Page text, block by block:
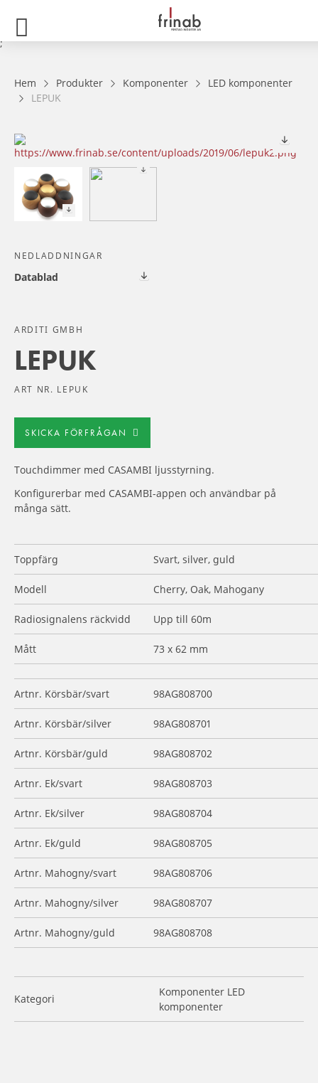
;
Hem Produkter Komponenter
LED komponenter
LEPUK
NEDLADDNINGAR
Datablad
ARDITI GMBH
LEPUK
ART NR. LEPUK
SKICKA FÖRFRÅGAN
Touchdimmer med CASAMBI ljusstyrning.
Konfigurerbar med CASAMBI-appen och användbar på
många sätt.
Toppfärg Svart, silver, guld
Modell Cherry, Oak, Mahogany
Radiosignalens räckvidd Upp till 60m
Mått 73 x 62 mm
Artnr. Körsbär/svart 98AG808700
Artnr. Körsbär/silver 98AG808701
Artnr. Körsbär/guld 98AG808702
Artnr. Ek/svart 98AG808703
Artnr. Ek/silver 98AG808704
Artnr. Ek/guld 98AG808705
Artnr. Mahogny/svart 98AG808706
Artnr. Mahogny/silver 98AG808707
Artnr. Mahogny/guld 98AG808708
Kategori
Komponenter LED
komponenter